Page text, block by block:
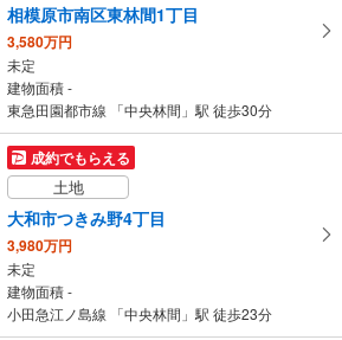
相模原市南区東林間1丁目
3,580万円
未定
建物面積 -
東急田園都市線 「中央林間」駅 徒歩30分
成約でもらえる
土地
大和市つきみ野4丁目
3,980万円
未定
建物面積 -
小田急江ノ島線 「中央林間」駅 徒歩23分